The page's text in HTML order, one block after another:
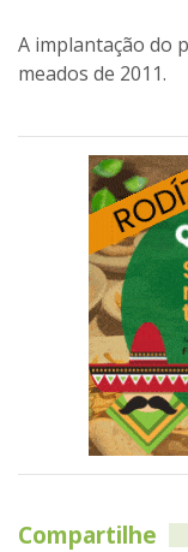
A implantação do
meados de 2011.
Compartilhe